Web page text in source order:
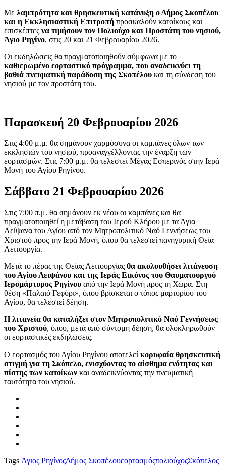
Με λαμπρότητα και θρησκευτική κατάνυξη ο Δήμος Σκοπέλου
και η Εκκλησιαστική Επιτροπή προσκαλούν κατοίκους και
επισκέπτες να τιμήσουν τον Πολιούχο και Προστάτη του νησιού,
Άγιο Ρηγίνο, στις 20 και 21 Φεβρουαρίου 2026.
Οι εκδηλώσεις θα πραγματοποιηθούν σύμφωνα με το
καθιερωμένο εορταστικό πρόγραμμα, που αναδεικνύει τη
βαθιά πνευματική παράδοση της Σκοπέλου και τη σύνδεση του
νησιού με τον προστάτη του.
Παρασκευή 20 Φεβρουαρίου 2026
Στις 4:00 μ.μ. θα σημάνουν χαρμόσυνα οι καμπάνες όλων των
εκκλησιών του νησιού, προαναγγέλλοντας την έναρξη των
εορτασμών. Στις 7:00 μ.μ. θα τελεστεί Μέγας Εσπερινός στην Ιερά
Μονή του Αγίου Ρηγίνου.
Σάββατο 21 Φεβρουαρίου 2026
Στις 7:00 π.μ. θα σημάνουν εκ νέου οι καμπάνες και θα
πραγματοποιηθεί η μετάβαση του Ιερού Κλήρου με τα Άγια
Λείψανα του Αγίου από τον Μητροπολιτικό Ναό Γεννήσεως του
Χριστού προς την Ιερά Μονή, όπου θα τελεστεί πανηγυρική Θεία
Λειτουργία.
Μετά το πέρας της Θείας Λειτουργίας θα ακολουθήσει λιτάνευση
του Αγίου Λειψάνου και της Ιεράς Εικόνος του Θαυματουργού
Ιερομάρτυρος Ρηγίνου από την Ιερά Μονή προς τη Χώρα. Στη
θέση «Παλαιό Γεφύρι», όπου βρίσκεται ο τόπος μαρτυρίου του
Αγίου, θα τελεστεί δέηση.
Η λιτανεία θα καταλήξει στον Μητροπολιτικό Ναό Γεννήσεως
του Χριστού, όπου, μετά από σύντομη δέηση, θα ολοκληρωθούν
οι εορταστικές εκδηλώσεις.
Ο εορτασμός του Αγίου Ρηγίνου αποτελεί κορυφαία θρησκευτική
στιγμή για τη Σκόπελο, ενισχύοντας το αίσθημα ενότητας και
πίστης των κατοίκων και αναδεικνύοντας την πνευματική
ταυτότητα του νησιού.
Tags Άγιος ΡηγίνοςΔήμος ΣκοπέλουεορτασμόςπολιούχοςΣκόπελος